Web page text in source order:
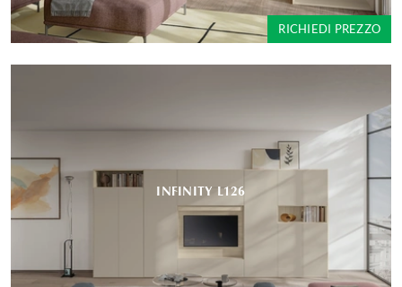
RICHIEDI PREZZO
INFINITY L126